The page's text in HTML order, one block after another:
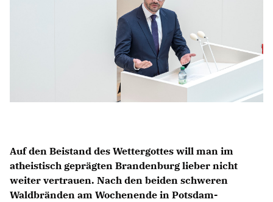
CDU Fraktion im Brandenburger Landtag
CDU Brandenburg
CDU Potsdam
Auf den Beistand des Wettergottes will man im
atheistisch geprägten Brandenburg lieber nicht
weiter vertrauen. Nach den beiden schweren
Waldbränden am Wochenende in Potsdam-